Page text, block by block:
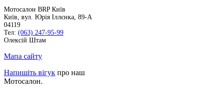
Мотосалон BRP Київ
Київ, вул. Юрія Іллєнка, 89-А
04119
Тел: (063) 247-95-99
Олексій Штам
Мапа сайту
Напишіть вігук про наш
Мотосалон.